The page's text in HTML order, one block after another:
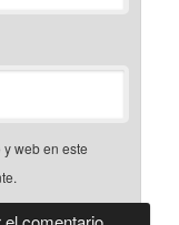
web en este